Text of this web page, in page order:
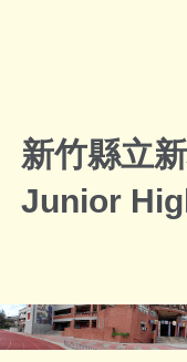
容新竹縣立
Junior